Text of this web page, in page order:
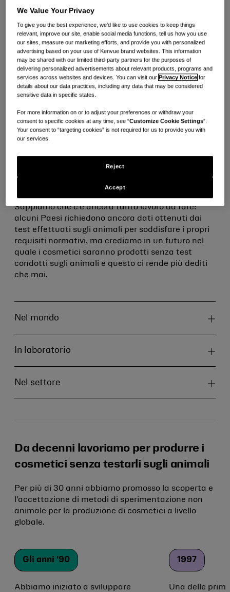
Nella ricerca o nello sviluppo dei nostri cosmetici
non conduciamo test sugli animali, a meno che
non ci venga richiesto di farlo per soddisfare i
requisiti normativi. A sostegno di ciò, da oltre 30
anni ci battiamo per porre fine a livello globale alla
commercializzazione dei cosmetici testati sugli
animali. Abbiamo investito nella scienza per
all’avanguardia e per promuovere l’educazione e il
patrocinio a favore di un maggiore uso di
alternative che non implichino il ricorso a test sugli
organizzazioni che condividono la nostra ambizione
Sappiamo che c’è ancora tanto lavoro da fare:
alcuni Paesi richiedono ancora dati ottenuti dai
test effettuati sugli animali per soddisfare i propri
requisiti normativi, ma crediamo in un futuro nel
quale i cosmetici saranno prodotti senza test
condotti sugli animali e questo ci rende più dediti
che mai.
Nel mondo
In laboratorio
Nel settore
Da decenni lavoriamo per produrre i
cosmetici senza testarli sugli animali
Per più di 30 anni abbiamo promosso la scoperta e
l’accettazione di metodi di sperimentazione non
animale per la produzione di cosmetici a livello
globale.
Gli anni '90
Abbiamo iniziato a sviluppare
1997
Una delle
We Value Your Privacy
To give you the best experience, we’d like to use cookies to keep things
relevant, improve our site, enable social media functions, tell us how you use
our sites, measure our marketing efforts, and provide you with personalized
advertising based on your use of Kenvue brand websites. This information
may be shared with our limited third-party partners for the purposes of
delivering personalized advertisements about relevant products, programs and
services across websites and devices. You can visit our Privacy Notice for
details about our data practices, including any data that may be considered
sensitive data in specific states.
For more information on or to adjust your preferences or withdraw your
consent to specific cookies at any time, see “Customize Cookie Settings”.
Your consent to “targeting cookies” is not required for us to provide you with
our services.
Reject
Accept